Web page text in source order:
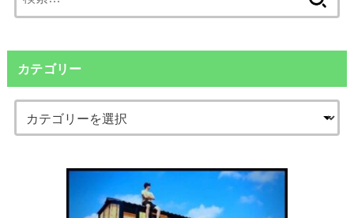
索:
カテゴリー